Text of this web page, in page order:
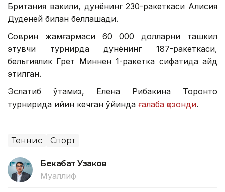
Британия вакили, дунёнинг 230-ракеткаси Алисия
Дуденей билан беллашади.
Соврин жамғармаси 60 000 долларни ташкил
этувчи турнирда дунёнинг 187-ракеткаси,
бельгиялик Грет Миннен 1-ракетка сифатида қайд
этилган.
Эслатиб ўтамиз, Елена Рибакина Торонто
турнирида қийин кечган ўйинда ғалаба қозонди.
Теннис Спорт
Бекабат Узаков
Муаллиф